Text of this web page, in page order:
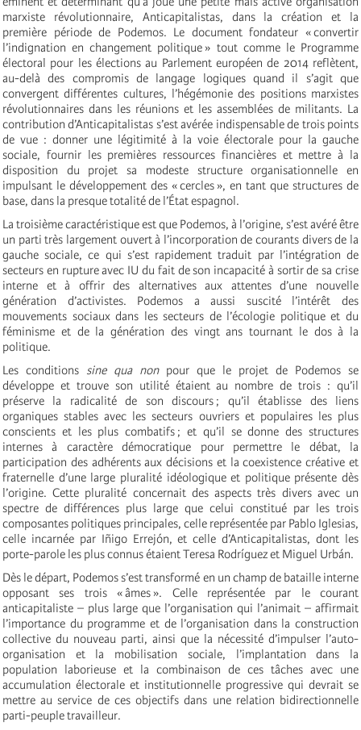
marxiste révolutionnaire, Anticapitalistas, dans la création et la
première période de Podemos. Le document fondateur « convertir
l’indignation en changement politique » tout comme le Programme
électoral pour les élections au Parlement européen de 2014 reflètent,
au-delà des compromis de langage logiques quand il s’agit que
convergent différentes cultures, l’hégémonie des positions marxistes
révolutionnaires dans les réunions et les assemblées de militants. La
contribution d’Anticapitalistas s’est avérée indispensable de trois points
de vue : donner une légitimité à la voie électorale pour la gauche
sociale, fournir les premières ressources financières et mettre à la
disposition du projet sa modeste structure organisationnelle en
impulsant le développement des « cercles », en tant que structures de
base, dans la presque totalité de l’État espagnol.
La troisième caractéristique est que Podemos, à l’origine, s’est avéré être
un parti très largement ouvert à l’incorporation de courants divers de la
gauche sociale, ce qui s’est rapidement traduit par l’intégration de
secteurs en rupture avec IU du fait de son incapacité à sortir de sa crise
interne et à offrir des alternatives aux attentes d’une nouvelle
génération d’activistes. Podemos a aussi suscité l’intérêt des
mouvements sociaux dans les secteurs de l’écologie politique et du
féminisme et de la génération des vingt ans tournant le dos à la
politique.
Les conditions sine qua nonpour que le projet de Podemos se
développe et trouve son utilité étaient au nombre de trois : qu’il
préserve la radicalité de son discours ; qu’il établisse des liens
organiques stables avec les secteurs ouvriers et populaires les plus
conscients et les plus combatifs ; et qu’il se donne des structures
internes à caractère démocratique pour permettre le débat, la
participation des adhérents aux décisions et la coexistence créative et
fraternelle d’une large pluralité idéologique et politique présente dès
l’origine. Cette pluralité concernait des aspects très divers avec un
spectre de différences plus large que celui constitué par les trois
composantes politiques principales, celle représentée par Pablo Iglesias,
celle incarnée par Iñigo Errejón, et celle d’Anticapitalistas, dont les
porte-parole les plus connus étaient Teresa Rodríguez et Miguel Urbán.
Dès le départ, Podemos s’est transformé en un champ de bataille interne
opposant ses trois « âmes ». Celle représentée par le courant
anticapitaliste – plus large que l’organisation qui l’animait – affirmait
l’importance du programme et de l’organisation dans la construction
collective du nouveau parti, ainsi que la nécessité d’impulser l’auto-
organisation et la mobilisation sociale, l’implantation dans la
population laborieuse et la combinaison de ces tâches avec une
accumulation électorale et institutionnelle progressive qui devrait se
mettre au service de ces objectifs dans une relation bidirectionnelle
parti-peuple travailleur.